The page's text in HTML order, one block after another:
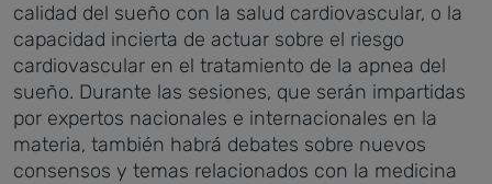
calidad del sueño con la salud cardiovascular, o la
capacidad incierta de actuar sobre el riesgo
cardiovascular en el tratamiento de la apnea del
sueño. Durante las sesiones, que serán impartidas
por expertos nacionales e internacionales en la
materia, también habrá debates sobre nuevos
consensos y temas relacionados con la medicina